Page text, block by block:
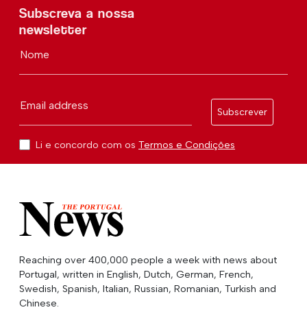
Subscreva a nossa
newsletter
Nome
Email address
Subscrever
Li e concordo com os Termos e Condições
Reaching over 400,000 people a week with news about
Portugal, written in English, Dutch, German, French,
Swedish, Spanish, Italian, Russian, Romanian, Turkish and
Chinese.